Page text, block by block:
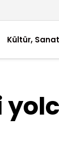
Kültür, Sanat